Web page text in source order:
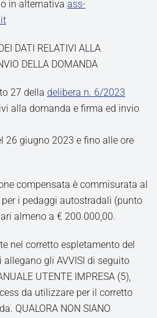
o in alternativa ass-
DATI RELATIVI ALLA
DELLA DOMANDA
27 della delibera n. 6/2023
alla domanda e firma ed invio
26 giugno 2023 e fino alle ore
compensata è commisurata al
i pedaggi autostradali (punto
almeno a € 200.000,00.
nel corretto espletamento del
gli AVVISI di seguito
UTENTE IMPRESA (5),
da utilizzare per il corretto
QUALORA NON SIANO